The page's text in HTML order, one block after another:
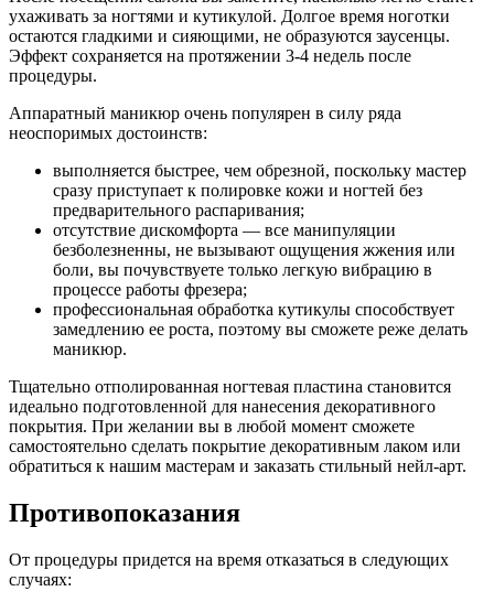
ухаживать за ногтями и кутикулой. Долгое время ноготки
остаются гладкими и сияющими, не образуются заусенцы.
Эффект сохраняется на протяжении 3-4 недель после
процедуры.
Аппаратный маникюр очень популярен в силу ряда
неоспоримых достоинств:
выполняется быстрее, чем обрезной, поскольку мастер
сразу приступает к полировке кожи и ногтей без
предварительного распаривания;
отсутствие дискомфорта — все манипуляции
безболезненны, не вызывают ощущения жжения или
боли, вы почувствуете только легкую вибрацию в
процессе работы фрезера;
профессиональная обработка кутикулы способствует
замедлению ее роста, поэтому вы сможете реже делать
маникюр.
Тщательно отполированная ногтевая пластина становится
идеально подготовленной для нанесения декоративного
покрытия. При желании вы в любой момент сможете
самостоятельно сделать покрытие декоративным лаком или
обратиться к нашим мастерам и заказать стильный нейл-арт.
Противопоказания
От процедуры придется на время отказаться в следующих
случаях: